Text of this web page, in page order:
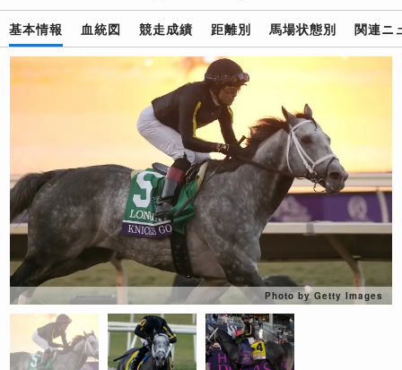
基本情報 血統図 競走成績 距離別 馬場状態別 関連ニ
Photo by Getty Images